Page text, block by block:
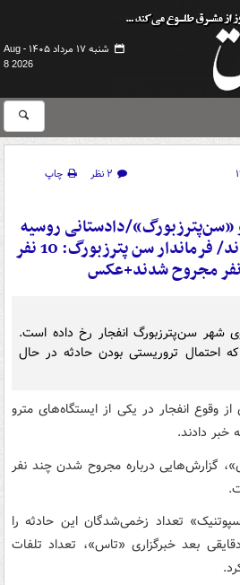
شنبه ۱۷ مرداد ۱۴۰۵ -
Aug
8 2026
۲ نظر
چاپ
«سن‌پترزبورگ»/دادستانی روسیه
انفجار را تروریستی خواند/ فرماندار سن پترزبورگ: 10 نفر
شهر سن‌پترزبورگ انفجار رخ داده است.
احتمال تروریستی بودن حادثه در حال
از وقوع انفجار در یکی از ایستگاه‌های مترو
دادند.
گزارش‌هایی درباره مجروح شدن چند نفر
تعداد زخمی‌شدگان این حادثه را
کرد. دقایقی بعد خبرگزاری «تاس»، تعداد تلفات